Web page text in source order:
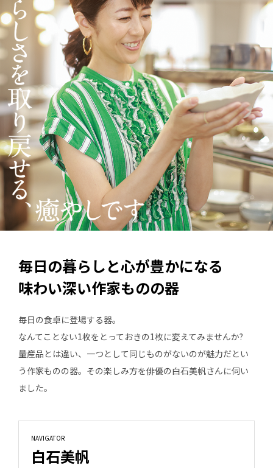
毎日の暮らしと心が豊かになる
味わい深い作家ものの器
毎日の食卓に登場する器。
なんてことない1枚をとっておきの1枚に変えてみませんか?
量産品とは違い、一つとして同じものがないのが魅力だとい
う作家ものの器。その楽しみ方を俳優の白石美帆さんに伺い
ました。
NAVIGATOR
白石美帆